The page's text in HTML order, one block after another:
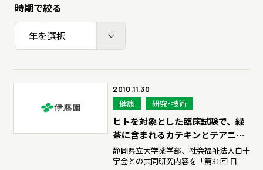
グループ行動規範・方針
コンプライアンス
サステナビリティデータ
統合レポート
サステナビリティトップ
研究開発への考え方・体制
研究・技術開発
3つの重点テーマ
研究リリース
IR・投資家情報
個人投資家の皆さまへ
経営戦略
ニュースルーム
商品情報サイト
時期で絞る
2010.11.30
健康 研究･技術
ヒトを対象とした臨床試験で、緑
茶に含まれるカテキンとテアニン
がインフルエンザの発症を減少さ
せることを確認
静岡県立大学薬学部、社会福祉法人白十
字会との共同研究内容を「第31回 日本